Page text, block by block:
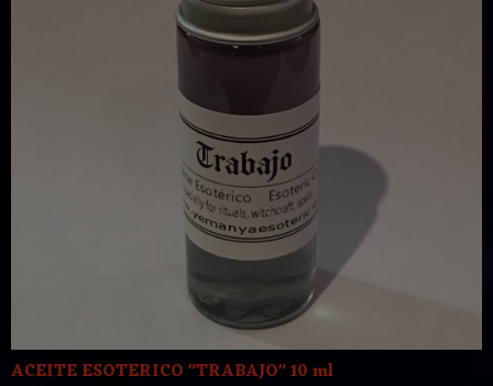
ACEITE ESOTERICO "TRABAJO" 10 ml